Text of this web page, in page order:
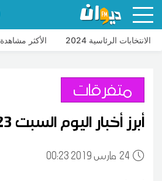
الانتخابات الرئاسية 2024 الأكثر مشاهدة
متفرقات
أبرز أخبار اليوم السبت 23 مارس 2019
24 00:23 2019 مارس